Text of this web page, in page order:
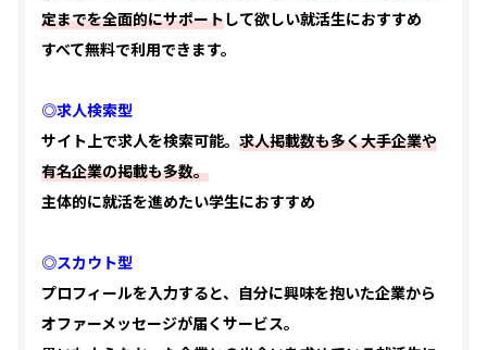
定までを全面的にサポートして欲しい就活生におすすめ
すべて無料で利用できます。
◎求人検索型
サイト上で求人を検索可能。 求人掲載数も多く大手企業や
有名企業の掲載も多数。
主体的に就活を進めたい学生におすすめ
◎スカウト型
プロフィールを入力すると、自分に興味を抱いた企業から
オファーメッセージが届くサービス。